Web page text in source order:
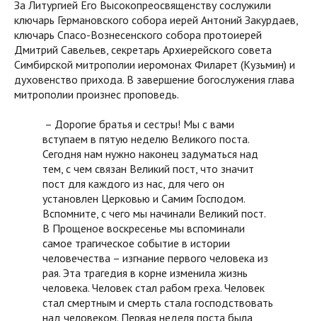
За Литургией Его Высокопреосвященству сослужили
ключарь Германовского собора иерей Антоний Закурдаев,
ключарь Спасо-Вознесенского собора протоиерей
Дмитрий Савельев, секретарь Архиерейского совета
Симбирской митрополии иеромонах Филарет (Кузьмин) и
духовенство прихода. В завершение богослужения глава
митрополии произнес проповедь.
– Дорогие братья и сестры! Мы с вами
вступаем в пятую неделю Великого поста.
Сегодня нам нужно наконец задуматься над
тем, с чем связан Великий пост, что значит
пост для каждого из нас, для чего он
установлен Церковью и Самим Господом.
Вспомните, с чего мы начинали Великий пост.
В Прощеное воскресенье мы вспоминали
самое трагическое событие в истории
человечества – изгнание первого человека из
рая. Эта трагедия в корне изменила жизнь
человека. Человек стал рабом греха. Человек
стал смертным и смерть стала господствовать
над человеком. Первая неделя поста была